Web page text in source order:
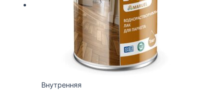
Внутренняя
233.00 ₽
можно
выбрать
на
странице
товара.